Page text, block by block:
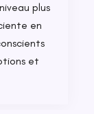
plus
en
et